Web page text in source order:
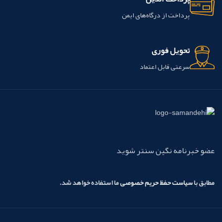
پرداخت از درگاه‌های ایمن
تحویل فوری
سرعتی قابل اعتماد
عضو خبرنامه نگین سنتر شوید
مطابق باسیاست حفظ حریم خصوصیما استفاده خواهد شد.